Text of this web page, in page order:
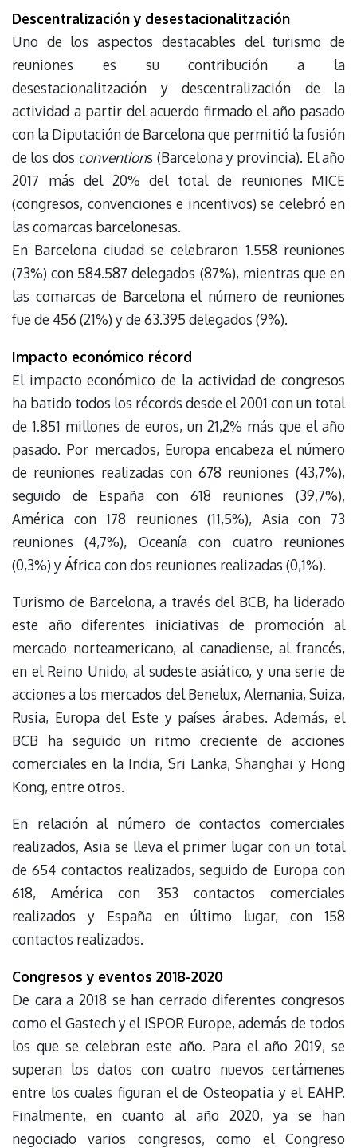
Descentralización y desestacionalitzación
Uno de los aspectos destacables del turismo de
reuniones es su contribución a la
desestacionalitzación y descentralización de la
actividad a partir del acuerdo firmado el año pasado
con la Diputación de Barcelona que permitió la fusión
de los dos conventions (Barcelona y provincia). El año
2017 más del 20% del total de reuniones MICE
(congresos, convenciones e incentivos) se celebró en
las comarcas barcelonesas.
En Barcelona ciudad se celebraron 1.558 reuniones
(73%) con 584.587 delegados (87%), mientras que en
las comarcas de Barcelona el número de reuniones
fue de 456 (21%) y de 63.395 delegados (9%).
Impacto económico récord
El impacto económico de la actividad de congresos
ha batido todos los récords desde el 2001 con un total
de 1.851 millones de euros, un 21,2% más que el año
pasado. Por mercados, Europa encabeza el número
de reuniones realizadas con 678 reuniones (43,7%),
seguido de España con 618 reuniones (39,7%),
América con 178 reuniones (11,5%), Asia con 73
reuniones (4,7%), Oceanía con cuatro reuniones
(0,3%) y África con dos reuniones realizadas (0,1%).
Turismo de Barcelona, a través del BCB, ha liderado
este año diferentes iniciativas de promoción al
mercado norteamericano, al canadiense, al francés,
en el Reino Unido, al sudeste asiático, y una serie de
acciones a los mercados del Benelux, Alemania, Suiza,
Rusia, Europa del Este y países árabes. Además, el
BCB ha seguido un ritmo creciente de acciones
comerciales en la India, Sri Lanka, Shanghai y Hong
Kong, entre otros.
En relación al número de contactos comerciales
realizados, Asia se lleva el primer lugar con un total
de 654 contactos realizados, seguido de Europa con
618, América con 353 contactos comerciales
realizados y España en último lugar, con 158
contactos realizados.
Congresos y eventos 2018-2020
De cara a 2018 se han cerrado diferentes congresos
como el Gastech y el ISPOR Europe, además de todos
los que se celebran este año. Para el año 2019, se
superan los datos con cuatro nuevos certámenes
entre los cuales figuran el de Osteopatia y el EAHP.
Finalmente, en cuanto al año 2020, ya se han
negociado varios congresos, como el Congreso